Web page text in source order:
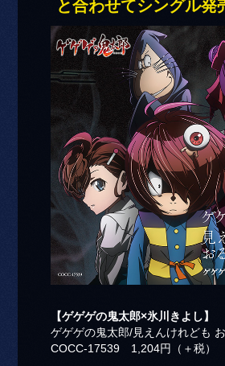
と合わせてシングル発
【ゲゲゲの鬼太郎×氷川きよし】
ゲゲゲの鬼太郎/見えんけれども
COCC-17539 1,204円（＋税）